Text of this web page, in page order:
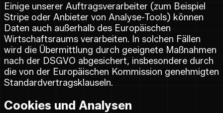
Einige unserer Auftragsverarbeiter (zum Beispiel
Stripe oder Anbieter von Analyse-Tools) können
Daten auch außerhalb des Europäischen
Wirtschaftsraums verarbeiten. In solchen Fällen
wird die Übermittlung durch geeignete Maßnahmen
nach der DSGVO abgesichert, insbesondere durch
die von der Europäischen Kommission genehmigten
Standardvertragsklauseln.
Cookies und Analysen